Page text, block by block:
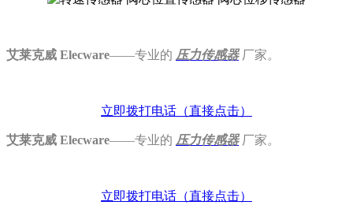
艾莱克威 Elecware——专业的 压力传感器 厂家。
立即拨打电话 （直接点击）
艾莱克威 Elecware——专业的 压力传感器 厂家。
立即拨打电话 （直接点击）